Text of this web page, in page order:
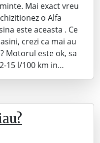
Mai exact vreu
o Alfa
este aceasta . Ce
crezi ca mai au
Motorul este ok, sa
15 l/100 km in…